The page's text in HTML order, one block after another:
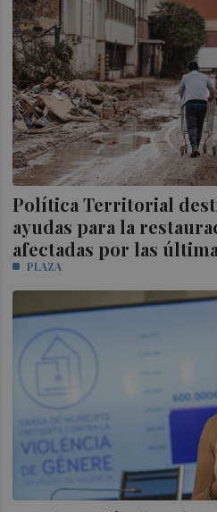
Política Territorial
ayudas para la
afectadas por las
PLAZA